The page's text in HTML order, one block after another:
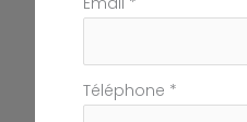
Téléphone *